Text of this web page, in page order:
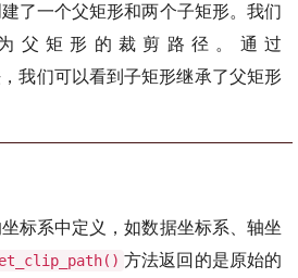
了一个父矩形和两个子矩形。我们
父矩形的裁剪路径。通过
我们可以看到子矩形继承了父矩形
标系中定义，如数据坐标系、轴坐
方法返回的是原始的